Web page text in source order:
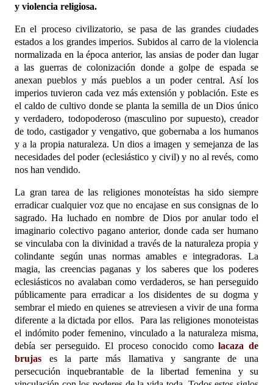
y violencia religiosa.
En el proceso civilizatorio, se pasa de las grandes ciudades
estados a los grandes imperios. Subidos al carro de la violencia
normalizada en la época anterior, las ansias de poder dan lugar
a las guerras de colonización donde a golpe de espada se
anexan pueblos y más pueblos a un poder central. Así los
imperios tuvieron cada vez más extensión y población. Este es
el caldo de cultivo donde se planta la semilla de un Dios único
y verdadero, todopoderoso (masculino por supuesto), creador
de todo, castigador y vengativo, que gobernaba a los humanos
y a la propia naturaleza. Un dios a imagen y semejanza de las
necesidades del poder (eclesiástico y civil) y no al revés, como
nos han vendido.
La gran tarea de las religiones monoteístas ha sido siempre
erradicar cualquier voz que no encajase en sus consignas de lo
sagrado. Ha luchado en nombre de Dios por anular todo el
imaginario colectivo pagano anterior, donde cada ser humano
se vinculaba con la divinidad a través de la naturaleza propia y
colindante según unas normas amables e integradoras. La
magia, las creencias paganas y los saberes que los poderes
eclesiásticos no avalaban como verdaderos, se han perseguido
públicamente para erradicar a los disidentes de su dogma y
sembrar el miedo en quienes se atreviesen a vivir de una forma
diferente a la dictada por ellos. Para las religiones monoteistas
el indómito poder femenino, vinculado a la naturaleza misma,
debía ser perseguido. El proceso conocido comolacaza de
brujas es la parte más llamativa y sangrante de una
persecución inquebrantable de la libertad femenina y su